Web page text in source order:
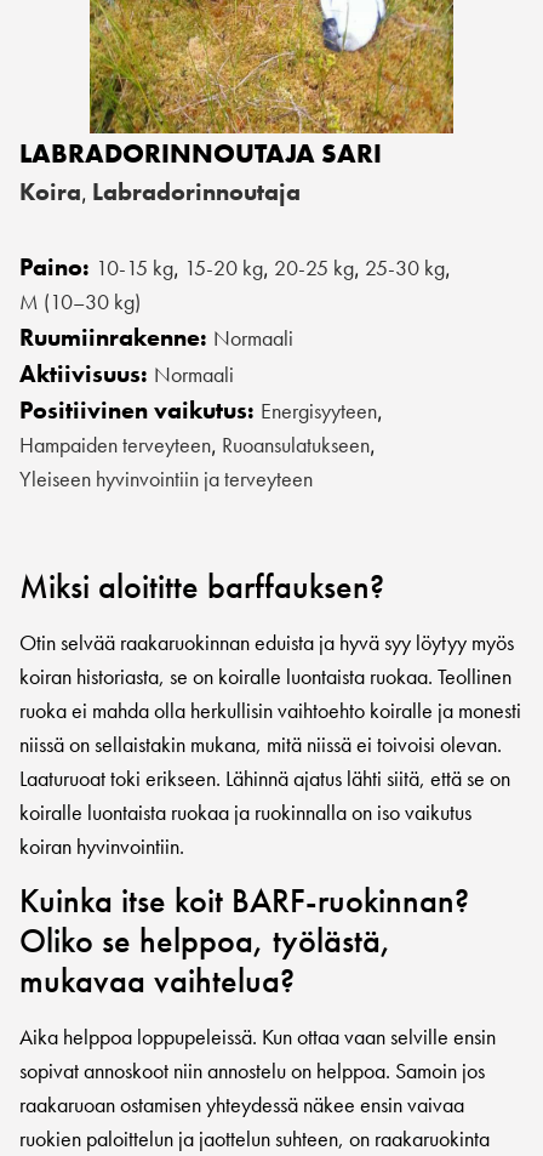
LABRADORINNOUTAJA SARI
Koira, Labradorinnoutaja
Paino: 10-15 kg, 15-20 kg, 20-25 kg, 25-30 kg,
M (10–30 kg)
Ruumiinrakenne: Normaali
Aktiivisuus: Normaali
Positiivinen vaikutus: Energisyyteen,
Hampaiden terveyteen, Ruoansulatukseen,
Yleiseen hyvinvointiin ja terveyteen
Miksi aloititte barffauksen?
Otin selvää raakaruokinnan eduista ja hyvä syy löytyy myös
koiran historiasta, se on koiralle luontaista ruokaa. Teollinen
ruoka ei mahda olla herkullisin vaihtoehto koiralle ja monesti
niissä on sellaistakin mukana, mitä niissä ei toivoisi olevan.
Laaturuoat toki erikseen. Lähinnä ajatus lähti siitä, että se on
koiralle luontaista ruokaa ja ruokinnalla on iso vaikutus
koiran hyvinvointiin.
Kuinka itse koit BARF-ruokinnan?
Oliko se helppoa, työlästä,
mukavaa vaihtelua?
Aika helppoa loppupeleissä. Kun ottaa vaan selville ensin
sopivat annoskoot niin annostelu on helppoa. Samoin jos
raakaruoan ostamisen yhteydessä näkee ensin vaivaa
ruokien paloittelun ja jaottelun suhteen, on raakaruokinta